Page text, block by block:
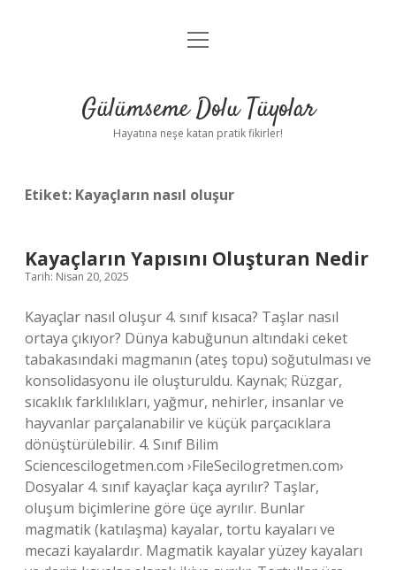
Anasayfa
Yasal Uyarı
menüyü
Gülümseme Dolu Tüyolar
Hayatına neşe katan pratik fikirler!
Etiket: Kayaçların nasıl oluşur
Kayaçların Yapısını Oluşturan Nedir
Tarih: Nisan 20, 2025
Kayaçlar nasıl oluşur 4. sınıf kısaca? Taşlar nasıl
ortaya çıkıyor? Dünya kabuğunun altındaki ceket
tabakasındaki magmanın (ateş topu) soğutulması ve
konsolidasyonu ile oluşturuldu. Kaynak; Rüzgar,
sıcaklık farklılıkları, yağmur, nehirler, insanlar ve
hayvanlar parçalanabilir ve küçük parçacıklara
dönüştürülebilir. 4. Sınıf Bilim
Sciencescilogetmen.com ›FileSecilogretmen.com›
Dosyalar 4. sınıf kayaçlar kaça ayrılır? Taşlar,
oluşum biçimlerine göre üçe ayrılır. Bunlar
magmatik (katılaşma) kayalar, tortu kayaları ve
mecazi kayalardır. Magmatik kayalar yüzey kayaları